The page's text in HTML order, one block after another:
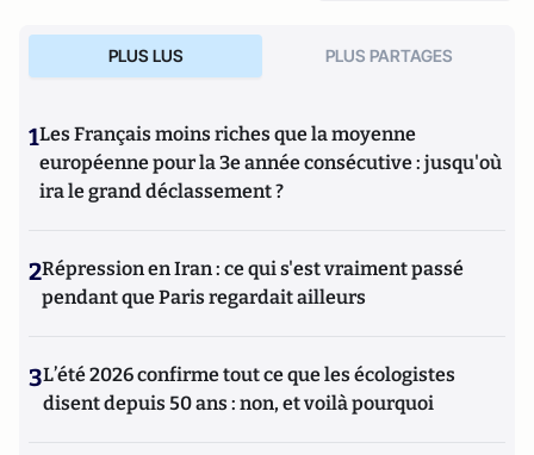
PLUS LUS PLUS PARTAGES
1Les Français moins riches que la moyenne
européenne pour la 3e année consécutive : jusqu'où
ira le grand déclassement ?
2Répression en Iran : ce qui s'est vraiment passé
pendant que Paris regardait ailleurs
3L’été 2026 confirme tout ce que les écologistes
disent depuis 50 ans : non, et voilà pourquoi